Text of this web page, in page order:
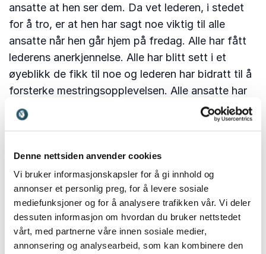
Denne nettsiden anvender cookies
Vi bruker informasjonskapsler for å gi innhold og
annonser et personlig preg, for å levere sosiale
mediefunksjoner og for å analysere trafikken vår. Vi deler
dessuten informasjon om hvordan du bruker nettstedet
vårt, med partnerne våre innen sosiale medier,
annonsering og analysearbeid, som kan kombinere den
ansatte at hen ser dem. Da vet lederen, i stedet
for å tro, er at hen har sagt noe viktig til alle
ansatte når hen går hjem på fredag. Alle har fått
lederens anerkjennelse. Alle har blitt sett i et
øyeblikk de fikk til noe og lederen har bidratt til å
forsterke mestringsopplevelsen. Alle ansatte har
talenter som ikke nødvendigvis måles gjennom
arbeidsoppgavene. Disse talentene bør en god
egenskaper som alle mennesker liker, som
rettferdighet, tålmodighet, empati, mot eller
vennlighet. Dette er egenskaper som styrker
tilhørigheten til de ansatte, som er et gode for
enhver arbeidsplass. Selv har jeg en liten bok der
jeg noterer det jeg legger merke til, det sikrer meg